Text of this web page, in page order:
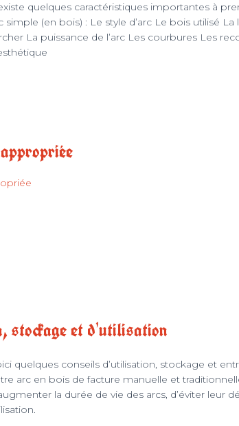
quelques caractéristiques importantes à
simple (en bois) : Le style d’arc Le bois utilisé La
La puissance de l’arc Les courbures Les
stockage et d'utilisation
quelques conseils d’utilisation, stockage et
arc en bois de facture manuelle et
la durée de vie des arcs, d’éviter leur